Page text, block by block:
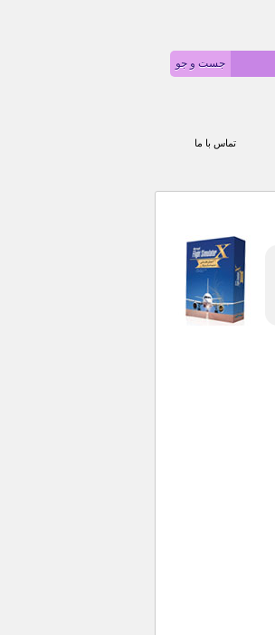
تماس با ما